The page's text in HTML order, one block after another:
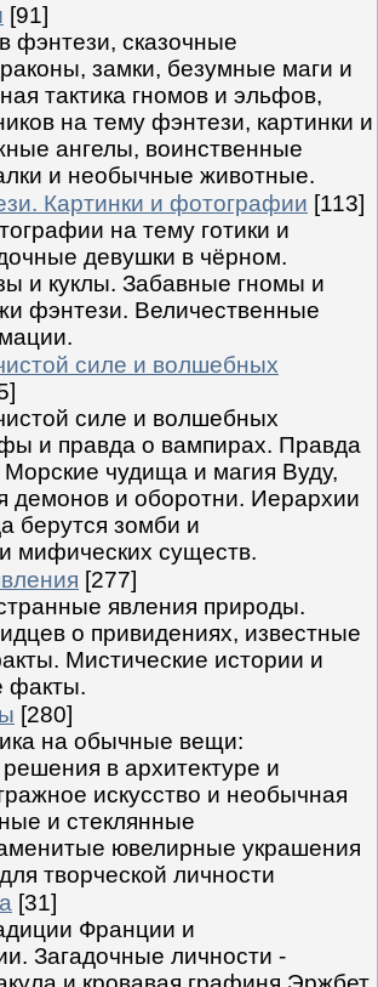
[91]
фэнтези, сказочные
замки, безумные маги и
тактика гномов и эльфов,
на тему фэнтези, картинки и
ангелы, воинственные
и необычные животные.
Картинки и фотографии [113]
на тему готики и
девушки в чёрном.
и куклы. Забавные гномы и
фэнтези. Величественные
силе и волшебных
силе и волшебных
и правда о вампирах. Правда
чудища и магия Вуду,
демонов и оборотни. Иерархии
берутся зомби и
мифических существ.
[277]
явления природы.
о привидениях, известные
Мистические истории и
факты.
[280]
на обычные вещи:
в архитектуре и
искусство и необычная
и стеклянные
ювелирные украшения
творческой личности
[31]
Франции и
Загадочные личности -